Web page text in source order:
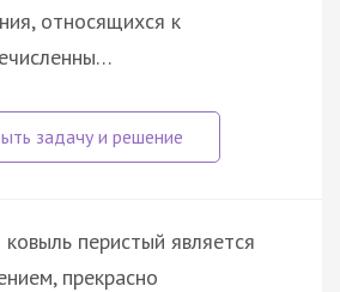
относящихся к
перистый является
прекрасно